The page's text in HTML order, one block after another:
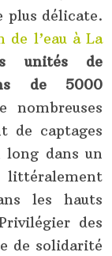
plus délicate.
de l’eau à La
unités de
de 5000
nombreuses
de captages
long dans un
les hauts
des
de solidarité